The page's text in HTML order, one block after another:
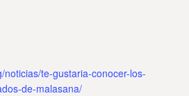
noticias/te-gustaria-conocer-los-
de-malasana/